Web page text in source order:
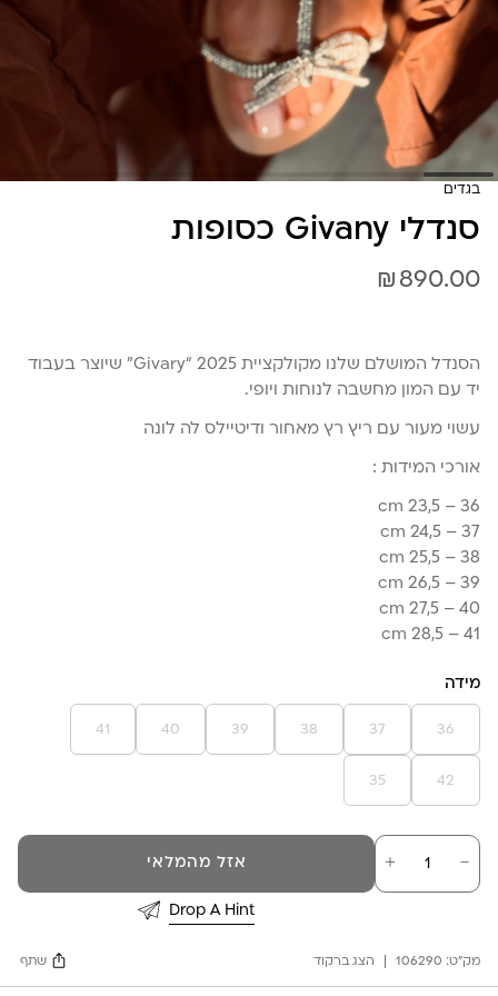
בגדים
סנדלי Givany כסופות
₪890.00
הסנדל המושלם שלנו מקולקציית 2025 “Givary” שיוצר בעבוד
יד עם המון מחשבה לנוחות ויופי.
עשוי מעור עם ריץ רץ מאחור ודיטיילס לה לונה
אורכי המידות :
36 – 23,5 cm
37 – 24,5 cm
38 – 25,5 cm
39 – 26,5 cm
40 – 27,5 cm
41 – 28,5 cm
מידה
36
37
38
39
40
41
42
35
－
כמות
של
סנדלי
＋ אזל מהמלאי
Drop A Hint
מק"ט: 106290 הצג ברקוד שתף